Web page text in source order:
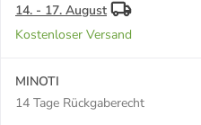
14. - 17. August
Kostenloser Versand
MINOTI
14 Tage Rückgaberecht